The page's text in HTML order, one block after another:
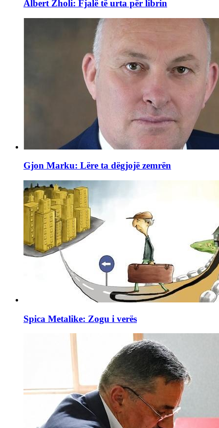
Albert Zholi: Fjalë të urta për librin
Gjon Marku: Lëre ta dëgjojë zemrën
Spica Metalike: Zogu i verës